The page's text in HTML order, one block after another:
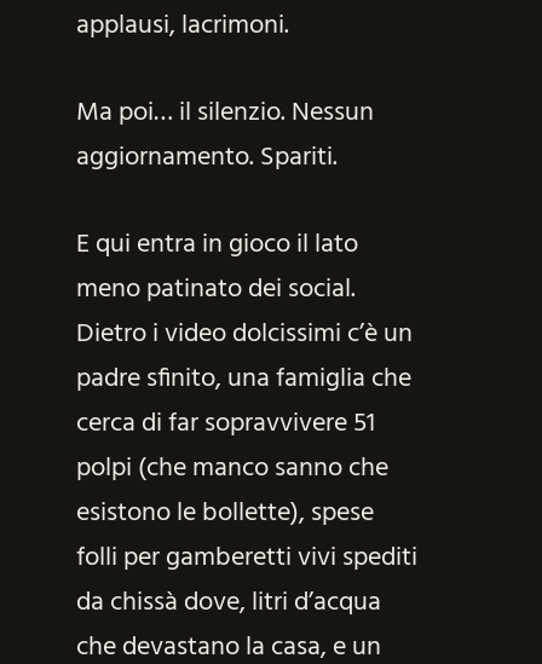
applausi, lacrimoni.
Ma poi… il silenzio. Nessun
aggiornamento. Spariti.
E qui entra in gioco il lato
meno patinato dei social.
Dietro i video dolcissimi c’è un
padre sfinito, una famiglia che
cerca di far sopravvivere 51
polpi (che manco sanno che
esistono le bollette), spese
folli per gamberetti vivi spediti
da chissà dove, litri d’acqua
che devastano la casa, e un